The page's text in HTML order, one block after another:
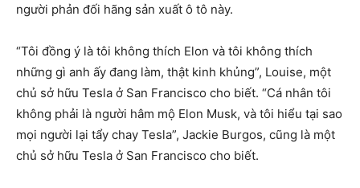
người phản đối hãng sản xuất ô tô này.
“Tôi đồng ý là tôi không thích Elon và tôi không thích
những gì anh ấy đang làm, thật kinh khủng”, Louise, một
chủ sở hữu Tesla ở San Francisco cho biết. “Cá nhân tôi
không phải là người hâm mộ Elon Musk, và tôi hiểu tại sao
mọi người lại tẩy chay Tesla”, Jackie Burgos, cũng là một
chủ sở hữu Tesla ở San Francisco cho biết.